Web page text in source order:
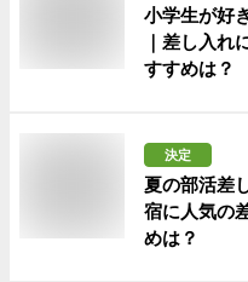
小学生が好
｜差し入れ
すすめは？
決定
夏の部活差
宿に人気の
めは？